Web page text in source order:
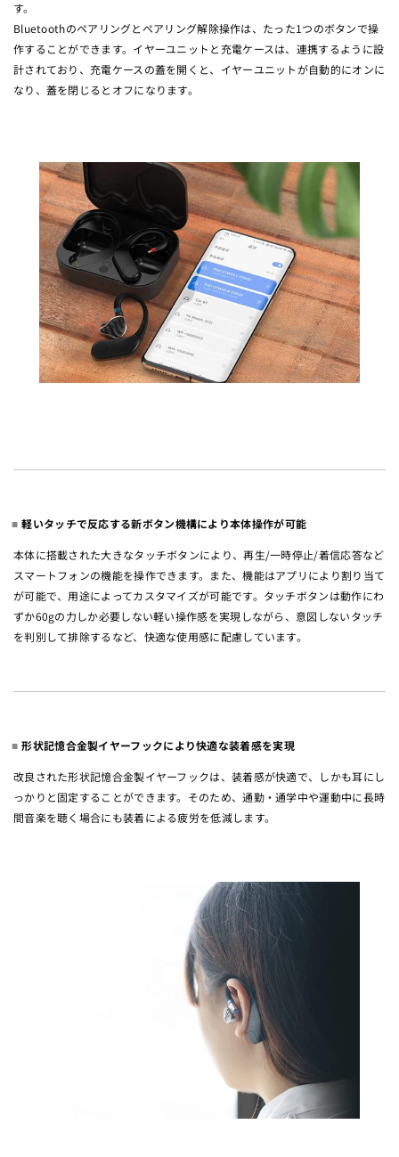
す。
Bluetoothのペアリングとペアリング解除操作は、たった1つのボタンで操
作することができます。イヤーユニットと充電ケースは、連携するように設
計されており、充電ケースの蓋を開くと、イヤーユニットが自動的にオンに
なり、蓋を閉じるとオフになります。
軽いタッチで反応する新ボタン機構により本体操作が可能
本体に搭載された大きなタッチボタンにより、再生/一時停止/着信応答など
スマートフォンの機能を操作できます。また、機能はアプリにより割り当て
が可能で、用途によってカスタマイズが可能です。タッチボタンは動作にわ
ずか60gの力しか必要しない軽い操作感を実現しながら、意図しないタッチ
を判別して排除するなど、快適な使用感に配慮しています。
形状記憶合金製イヤーフックにより快適な装着感を実現
改良された形状記憶合金製イヤーフックは、装着感が快適で、しかも耳にし
っかりと固定することができます。そのため、通勤・通学中や運動中に長時
間音楽を聴く場合にも装着による疲労を低減します。